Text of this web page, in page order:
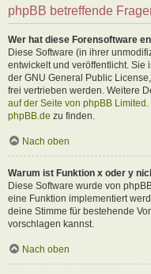
phpBB betreffende
Wer hat diese Forensoftware
Diese Software (in ihrer
entwickelt und veröffentlicht. Sie
der GNU General Public
frei vertrieben werden. Weitere
auf der Seite von phpBB Limited
phpBB.de zu finden.
Nach oben
Warum ist Funktion x oder y
Diese Software wurde von
eine Funktion implementiert
deine Stimme für bestehende
vorschlagen kannst.
Nach oben